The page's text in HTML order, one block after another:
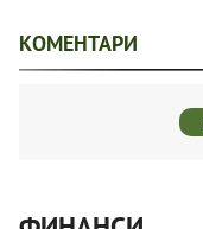
КОМЕНТАРИ